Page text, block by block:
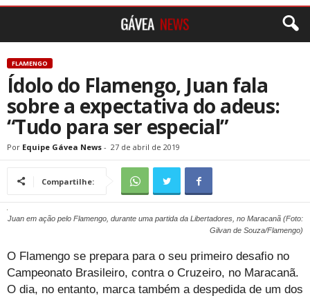
FLAMENGO
Ídolo do Flamengo, Juan fala
sobre a expectativa do adeus:
“Tudo para ser especial”
Por Equipe Gávea News - 27 de abril de 2019
Compartilhe:
Juan em ação pelo Flamengo, durante uma partida da Libertadores, no Maracanã (Foto:
Gilvan de Souza/Flamengo)
O Flamengo se prepara para o seu primeiro desafio no
Campeonato Brasileiro, contra o Cruzeiro, no Maracanã.
O dia, no entanto, marca também a despedida de um dos